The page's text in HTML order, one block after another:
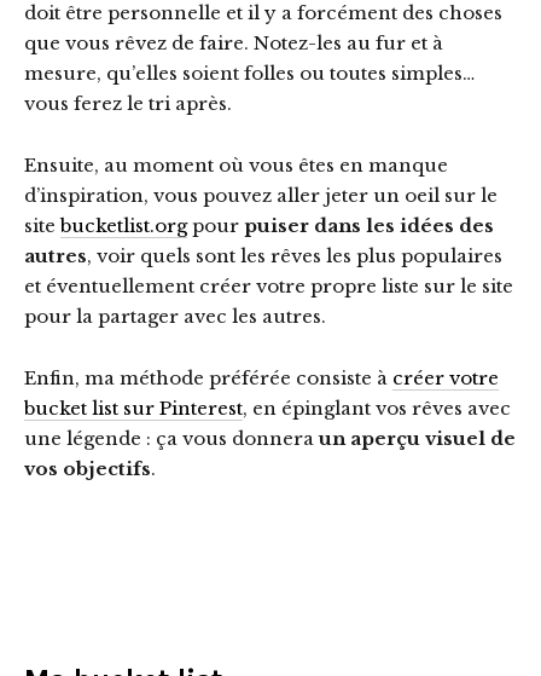
doit être personnelle et il y a forcément des choses
que vous rêvez de faire. Notez-les au fur et à
mesure, qu’elles soient folles ou toutes simples…
vous ferez le tri après.
Ensuite, au moment où vous êtes en manque
d’inspiration, vous pouvez aller jeter un oeil sur le
sitebucketlist.orgpour puiser dans les idées des
autres, voir quels sont les rêves les plus populaires
et éventuellement créer votre propre liste sur le site
pour la partager avec les autres.
Enfin, ma méthode préférée consiste à créer votre
bucket list sur Pinterest, en épinglant vos rêves avec
une légende : ça vous donneraun aperçu visuel de
vos objectifs.